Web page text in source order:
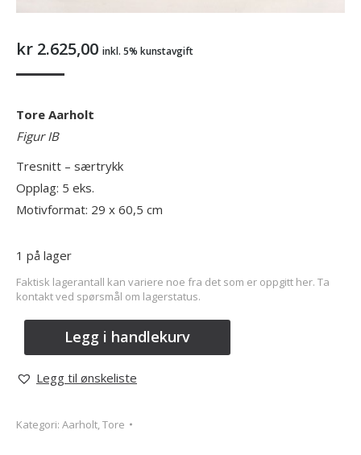
kr 2.625,00 inkl. 5% kunstavgift
Tore Aarholt
Figur IB
Tresnitt – særtrykk
Opplag: 5 eks.
Motivformat: 29 x 60,5 cm
1 på lager
Faktisk lagerantall kan variere noe fra det som er oppgitt her. Ta
kontakt ved spørsmål om lagerstatus.
Legg i handlekurv
Legg til ønskeliste
Kategori: Aarholt, Tore